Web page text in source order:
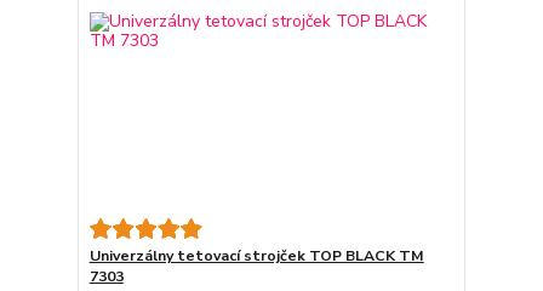
Univerzálny tetovací strojček TOP BLACK TM
7303